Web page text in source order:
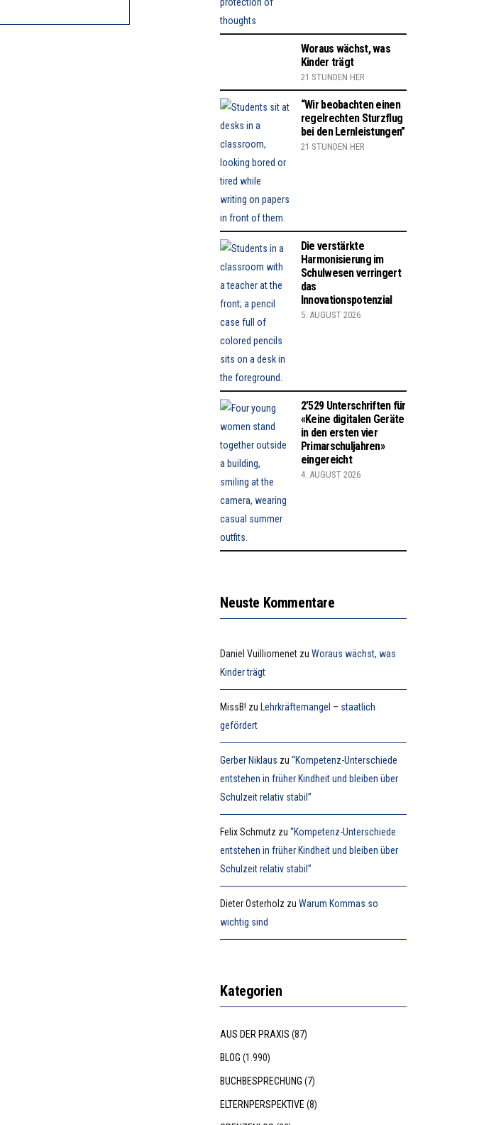
Woraus wächst, was
Kinder trägt
21 STUNDEN HER
“Wir beobachten einen
regelrechten Sturzflug
bei den Lernleistungen”
21 STUNDEN HER
Die verstärkte
Harmonisierung im
Schulwesen verringert
das
Innovationspotenzial
5. AUGUST 2026
2’529 Unterschriften für
«Keine digitalen Geräte
in den ersten vier
Primarschuljahren»
eingereicht
4. AUGUST 2026
Neuste Kommentare
Daniel Vuilliomenet zuWoraus wächst, was
Kinder trägt
MissB! zu Lehrkräftemangel – staatlich
gefördert
Gerber Niklaus zu“Kompetenz-Unterschiede
entstehen in früher Kindheit und bleiben über
Schulzeit relativ stabil”
Felix Schmutz zu“Kompetenz-Unterschiede
entstehen in früher Kindheit und bleiben über
Schulzeit relativ stabil”
Dieter Osterholz zuWarum Kommas so
wichtig sind
Kategorien
AUS DER PRAXIS (87)
BLOG (1.990)
BUCHBESPRECHUNG (7)
ELTERNPERSPEKTIVE(8)